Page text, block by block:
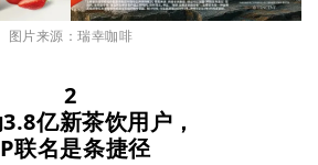
图片来源：瑞幸咖啡
2
亿新茶饮用户，
联名是条捷径